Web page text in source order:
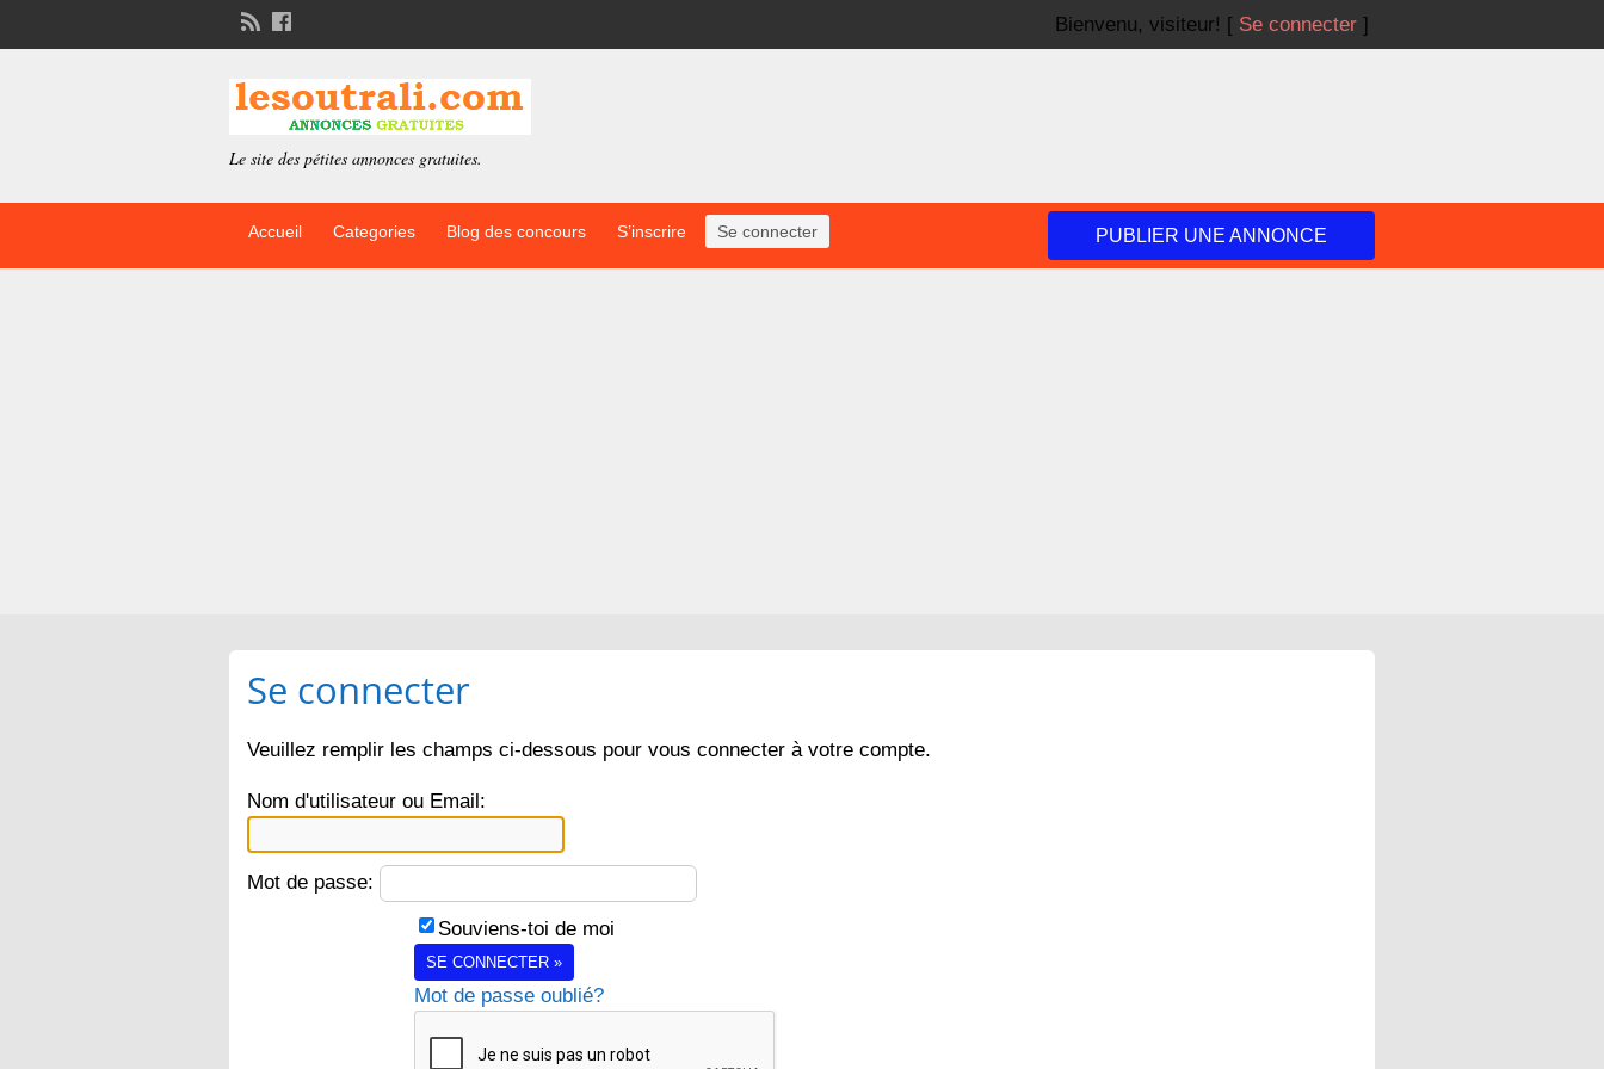
Bienvenu, visiteur! [ Se connecter ]
Le site des pétites annonces gratuites.
Accueil Categories Blog des concours S’inscrire Se connecter PUBLIER UNE ANNONCE
Se connecter
Veuillez remplir les champs ci-dessous pour vous connecter à votre compte.
Nom d'utilisateur ou Email:
Mot de passe:
Souviens-toi de moi
SE CONNECTER »
Mot de passe oublié?